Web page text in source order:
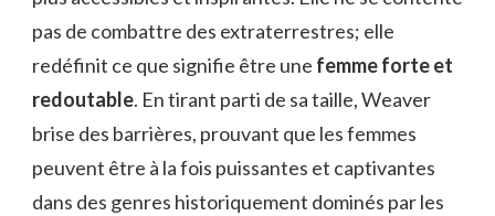
pas de combattre des extraterrestres; elle
redéfinit ce que signifie être une femme forte et
redoutable. En tirant parti de sa taille, Weaver
brise des barrières, prouvant que les femmes
peuvent être à la fois puissantes et captivantes
dans des genres historiquement dominés par les